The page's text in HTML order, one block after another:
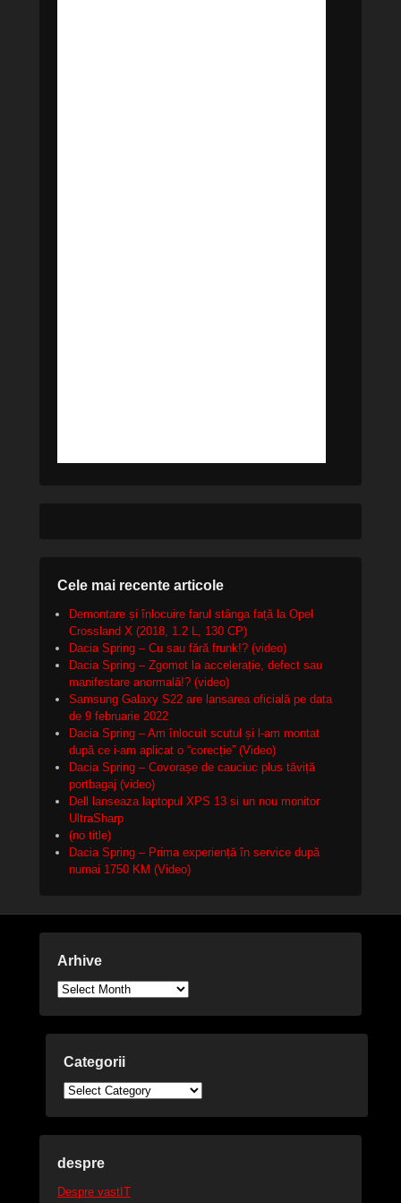
Cele mai recente articole
Demontare și înlocuire farul stânga față la Opel
Crossland X (2018, 1.2 L, 130 CP)
Dacia Spring – Cu sau fără frunk!? (video)
Dacia Spring – Zgomot la accelerație, defect sau
manifestare anormală!? (video)
Samsung Galaxy S22 are lansarea oficială pe data
de 9 februarie 2022
Dacia Spring – Am înlocuit scutul și l-am montat
după ce i-am aplicat o “corecție” (Video)
Dacia Spring – Covorașe de cauciuc plus tăviță
portbagaj (video)
Dell lanseaza laptopul XPS 13 si un nou monitor
UltraSharp
(no title)
Dacia Spring – Prima experiență în service după
numai 1750 KM (Video)
Arhive
Arhive
Categorii
Categorii
despre
Despre vastIT